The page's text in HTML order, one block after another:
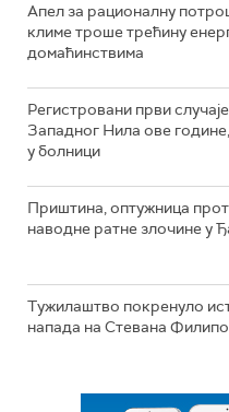
Апел за рационалну
климе троше трећину
домаћинствима
Регистровани први
Западног Нила ове године,
у болници
Приштина, оптужница
наводне ратне злочине у
Тужилаштво покренуло
напада на Стевана